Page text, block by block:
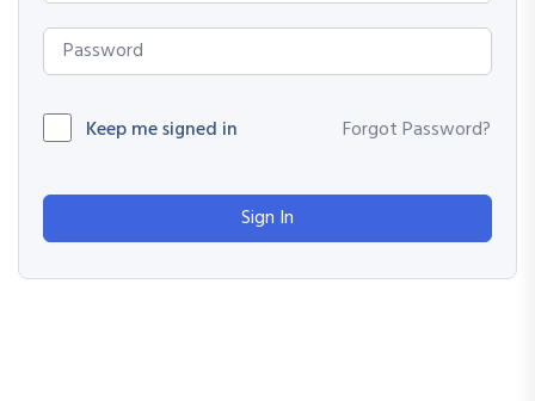
Keep me signed in Forgot Password?
Sign In